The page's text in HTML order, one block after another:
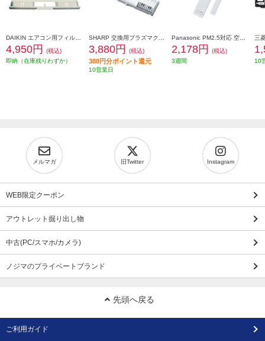
4,950円
(税込)
即納（在庫残りわずか）
3,880円 (税込)
388円分ポイント還元
10営業日
2,178円
(税込)
3週間
10
メルマガ 旧Twitter Instagram
WEB限定クーポン
アウトレット掘り出し物
中古(PC/スマホ/カメラ)
ノジマのプライベートブランド
先頭へ戻る
ご利用ガイド